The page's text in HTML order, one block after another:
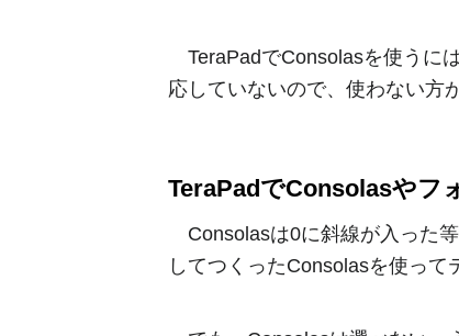
TeraPadでConsolasを使うに
応していないので、使わない方
TeraPadでConsolasやフ
Consolasは0に斜線が入った
してつくったConsolasを使って